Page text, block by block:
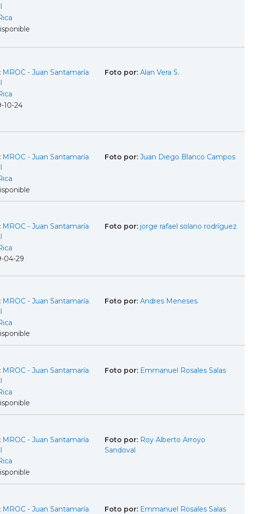
MROC - Juan Santamaría
10-24
Foto por: Alan Vera S.
MROC - Juan Santamaría
Foto por: Juan Diego Blanco Campos
MROC - Juan Santamaría
04-29
Foto por: jorge rafael solano rodríguez
MROC - Juan Santamaría
Foto por: Andres Meneses
MROC - Juan Santamaría
Foto por: Emmanuel Rosales Salas
MROC - Juan Santamaría
Foto por: Roy Alberto Arroyo
Sandoval
MROC - Juan Santamaría
Foto por: Emmanuel Rosales Salas